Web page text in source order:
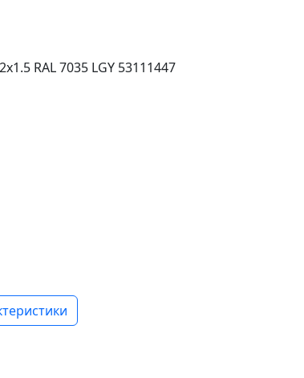
RAL 7035 LGY 53111447